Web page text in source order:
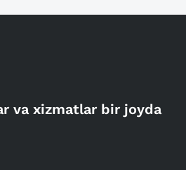
va xizmatlar bir joyda